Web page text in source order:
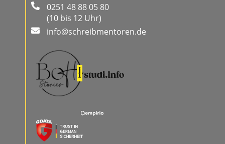
0251 48 88 05 80
(10 bis 12 Uhr)
info@schreibmentoren.de